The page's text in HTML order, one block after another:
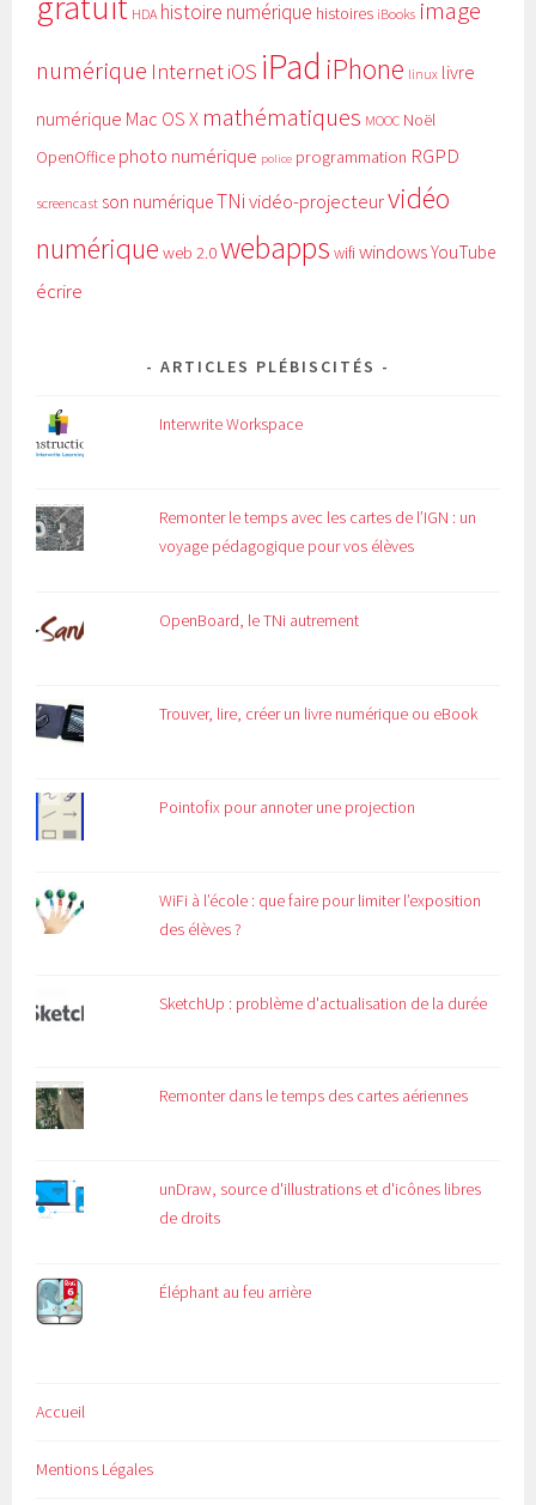
HDA histoire numérique histoires iBooks image
numérique InternetiOS iPad iPhone linux livre
numérique Mac OS X mathématiques MOOC Noël
OpenOffice photo numérique police programmation RGPD
screencast son numériqueTNi vidéo-projecteurvidéo
numérique web 2.0webapps wifi windowsYouTube
écrire
ARTICLES PLÉBISCITÉS
Interwrite Workspace
Remonter le temps avec les cartes de l’IGN : un
voyage pédagogique pour vos élèves
OpenBoard, le TNi autrement
Trouver, lire, créer un livre numérique ou eBook
Pointofix pour annoter une projection
WiFi à l’école : que faire pour limiter l’exposition
des élèves ?
SketchUp : problème d'actualisation de la durée
Remonter dans le temps des cartes aériennes
unDraw, source d'illustrations et d'icônes libres
de droits
Éléphant au feu arrière
Accueil
Mentions Légales